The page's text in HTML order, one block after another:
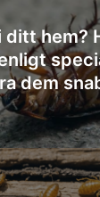
ditt hem?
dem